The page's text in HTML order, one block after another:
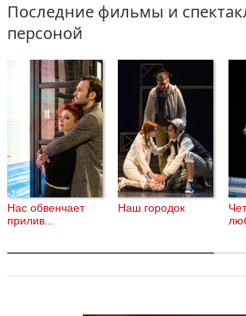
Последние фильмы и
персоной
Нас обвенчает
прилив...
Наш городок